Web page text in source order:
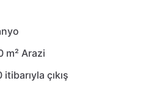
km sonra ulaşılır.
m² Arazi
itibarıyla çıkış